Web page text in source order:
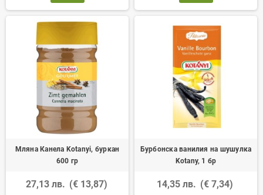
Мляна Канела Kotanyi, буркан
600 гр
27,13 лв. (€ 13,87)
Бурбонска ванилия на шушулка
Kotany, 1 бр
14,35 лв. (€ 7,34)